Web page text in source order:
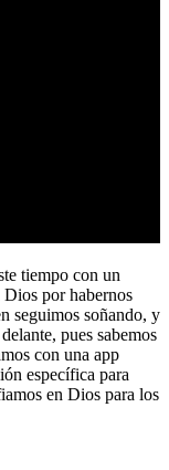
tiempo con un
Dios por habernos
seguimos soñando, y
pues sabemos
con una app
específica para
en Dios para los